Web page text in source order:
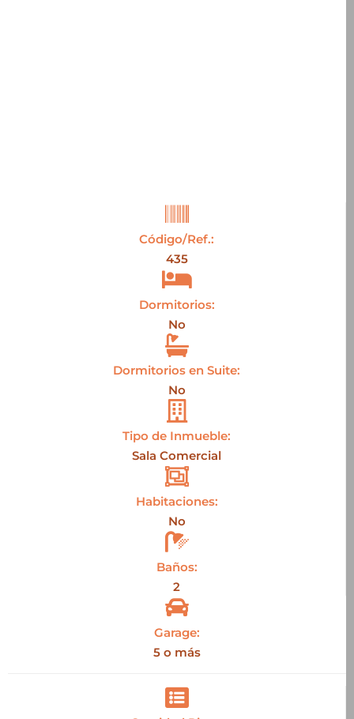
Código/Ref.:
435
Dormitorios:
No
Dormitorios en Suite:
No
Tipo de Inmueble:
Sala Comercial
Habitaciones:
No
Baños:
2
Garage:
5 o más